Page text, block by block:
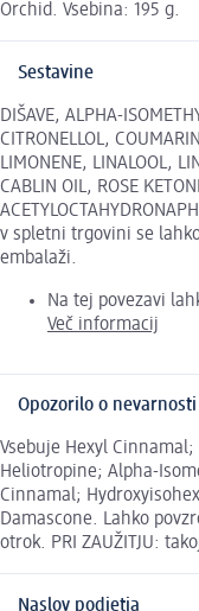
Orchid. Vsebina: 195 g.
Sestavine
DIŠAVE, ALPHA-
CITRONELLOL,
LIMONENE, LINALOOL,
CABLIN OIL, ROSE
v spletni trgovini se
embalaži.
Na tej povezavi
Več informacij
Opozorilo o nevarnosti
Vsebuje Hexyl
Heliotropine; Alpha-
Cinnamal;
Damascone. Lahko
otrok. PRI ZAUŽITJU:
Naslov podjetja